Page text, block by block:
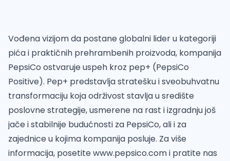
Vođena vizijom da postane globalni lider u kategoriji
pića i praktičnih prehrambenih proizvoda, kompanija
PepsiCo ostvaruje uspeh kroz pep+ (PepsiCo
Positive). Pep+ predstavlja stratešku i sveobuhvatnu
transformaciju koja održivost stavlja u središte
poslovne strategije, usmerene na rast i izgradnju još
jače i stabilnije budućnosti za PepsiCo, ali i za
zajednice u kojima kompanija posluje. Za više
informacija, posetite www.pepsico.com i pratite nas